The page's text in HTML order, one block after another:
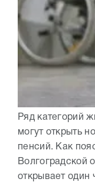
Ряд категорий
могут открыть
пенсий. Как
Волгоградской
открывает один